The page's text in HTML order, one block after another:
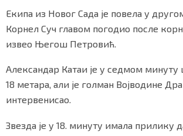
Екипа из Новог Сада је повела у
Корнел Суч главом погодио после
извео Његош Петровић.
Александар Катаи је у седмом минуту
18 метара, али је голман Војводине
интервенисао.
Звезда је у 18. минуту имала прилику
Маркетинг | Услови коришћења|
ПРЕУЗМИТЕ